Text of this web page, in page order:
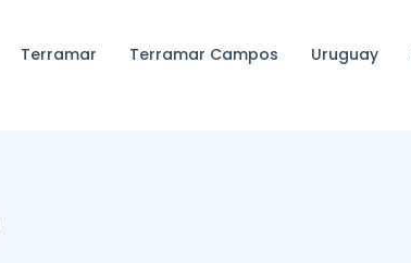
Terramar Terramar Campos Uruguay